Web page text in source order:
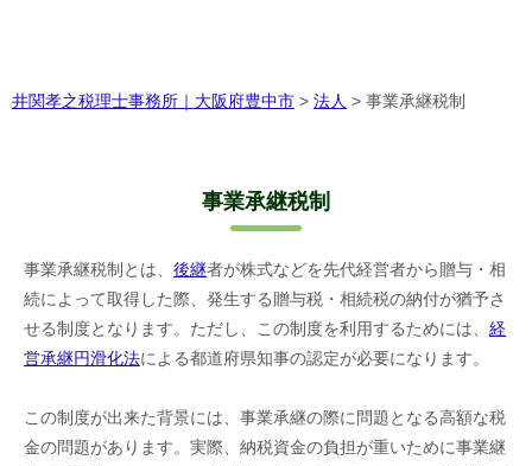
井関孝之税理士事務所｜大阪府豊中市 > 法人 > 事業承継税制
事業承継税制
事業承継税制とは、 後継者が株式などを先代経営者から贈与・相
続によって取得した際、発生する贈与税・相続税の納付が猶予さ
せる制度となります。ただし、この制度を利用するためには、 経
営承継円滑化法による都道府県知事の認定が必要になります。
この制度が出来た背景には、事業承継の際に問題となる高額な税
金の問題があります。実際、納税資金の負担が重いために事業継